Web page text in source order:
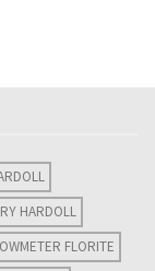
HARDOLL
FLORITE